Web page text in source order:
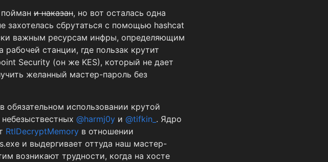
и наказан, но вот осталась одна
захотелась сбрутаться с помощью hashcat
важным ресурсам инфры, определяющим
рабочей станции, где пользак крутит
Security (он же KES), который не дает
желанный мастер-пароль без
обязательном использовании крутой
@harmj0y и @tifkin_ . Ядро
RtlDecryptMemory в отношении
и выдергивает оттуда наш мастер-
возникают трудности, когда на хосте